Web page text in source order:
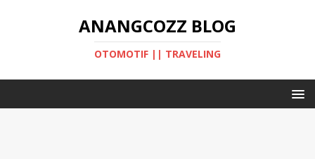
ANANGCOZZ BLOG
OTOMOTIF || TRAVELING